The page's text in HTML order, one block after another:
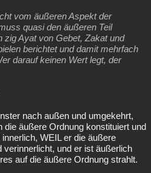
vom äußeren Aspekt der
quasi den äußeren Teil
zig Ayat von Gebet, Zakat und
berichtet und damit mehrfach
darauf keinen Wert legt, der
nach außen und umgekehrt,
die äußere Ordnung konstituiert und
WEIL er die äußere
verinnerlicht, und er ist äußerlich
auf die äußere Ordnung strahlt.